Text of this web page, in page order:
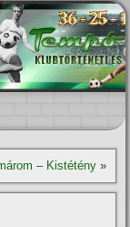
– Kistétény»